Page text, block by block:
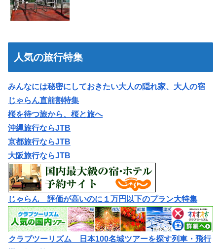
人気の旅行特集
みんなには秘密にしておきたい大人の隠れ家、大人の宿
じゃらん直前割特集
桜を待つ旅から、桜と旅へ
沖縄旅行ならJTB
京都旅行ならJTB
大阪旅行ならJTB
じゃらん 評価が高いのに１万円以下のプラン大特集
クラブツーリズム 日本100名城ツアーを探す列車・飛行